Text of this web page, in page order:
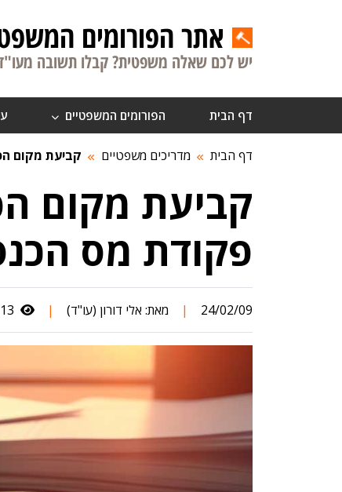
אתר הפורומים
יש לכם שאלה משפטית? קבלו תשובה
דף הבית הפורומים המשפטיים
דף הבית מדריכים משפטיים קביעת מקום
קביעת מקום
פקודת מס
24/02/09
| מאת: אלי דורון (עו"ד) |